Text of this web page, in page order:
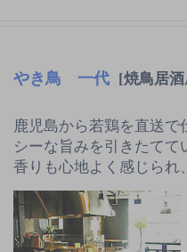
やき鳥 一代 [焼鳥居
鹿児島から若鶏を直送
シーな旨みを引きたて
香りも心地よく感じら